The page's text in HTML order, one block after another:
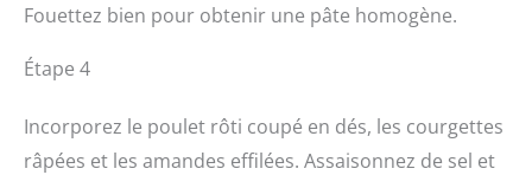
Fouettez bien pour obtenir une pâte homogène.
Étape 4
Incorporez le poulet rôti coupé en dés, les courgettes
râpées et les amandes effilées. Assaisonnez de sel et